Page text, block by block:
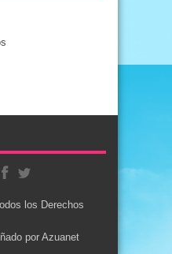
los Derechos
porAzuanet